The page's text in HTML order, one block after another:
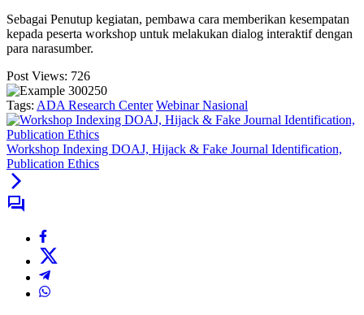
Sebagai Penutup kegiatan, pembawa cara memberikan kesempatan
kepada peserta workshop untuk melakukan dialog interaktif dengan
para narasumber.
Post Views: 726
Tags: ADA Research Center Webinar Nasional
Workshop Indexing DOAJ, Hijack & Fake Journal Identification,
Publication Ethics